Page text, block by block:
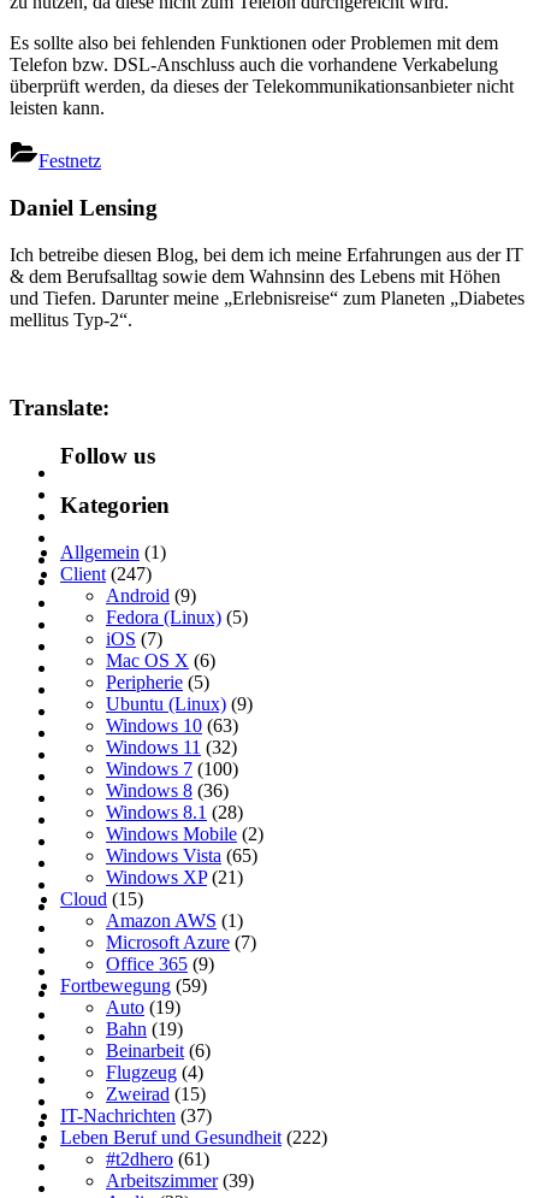
Es sollte also bei fehlenden Funktionen oder Problemen mit dem
Telefon bzw. DSL-Anschluss auch die vorhandene Verkabelung
überprüft werden, da dieses der Telekommunikationsanbieter nicht
leisten kann.
Festnetz
Daniel Lensing
Ich betreibe diesen Blog, bei dem ich meine Erfahrungen aus der IT
& dem Berufsalltag sowie dem Wahnsinn des Lebens mit Höhen
und Tiefen. Darunter meine „Erlebnisreise“ zum Planeten „Diabetes
mellitus Typ-2“.
Translate:
Follow us
Kategorien
Allgemein (1)
Client (247)
Android (9)
Fedora (Linux) (5)
iOS (7)
Mac OS X (6)
Peripherie (5)
Ubuntu (Linux) (9)
Windows 10 (63)
Windows 11 (32)
Windows 7 (100)
Windows 8 (36)
Windows 8.1 (28)
Windows Mobile (2)
Windows Vista (65)
Windows XP(21)
Cloud (15)
Amazon AWS (1)
Microsoft Azure (7)
Office 365 (9)
Fortbewegung (59)
Auto (19)
Bahn (19)
Beinarbeit (6)
Flugzeug (4)
Zweirad (15)
IT-Nachrichten (37)
Leben Beruf und Gesundheit (222)
#t2dhero (61)
Arbeitszimmer(39)